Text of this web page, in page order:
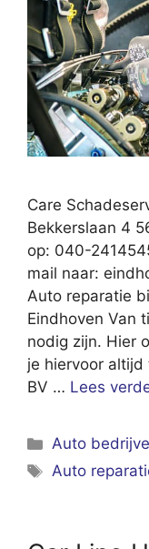
Care
Bekkerslaan 4
op: 040-
mail naar:
Auto reparatie
Eindhoven Van
nodig zijn. Hier
je hiervoor altijd
BV … Lees
Categorieën
Auto
Tags
Auto